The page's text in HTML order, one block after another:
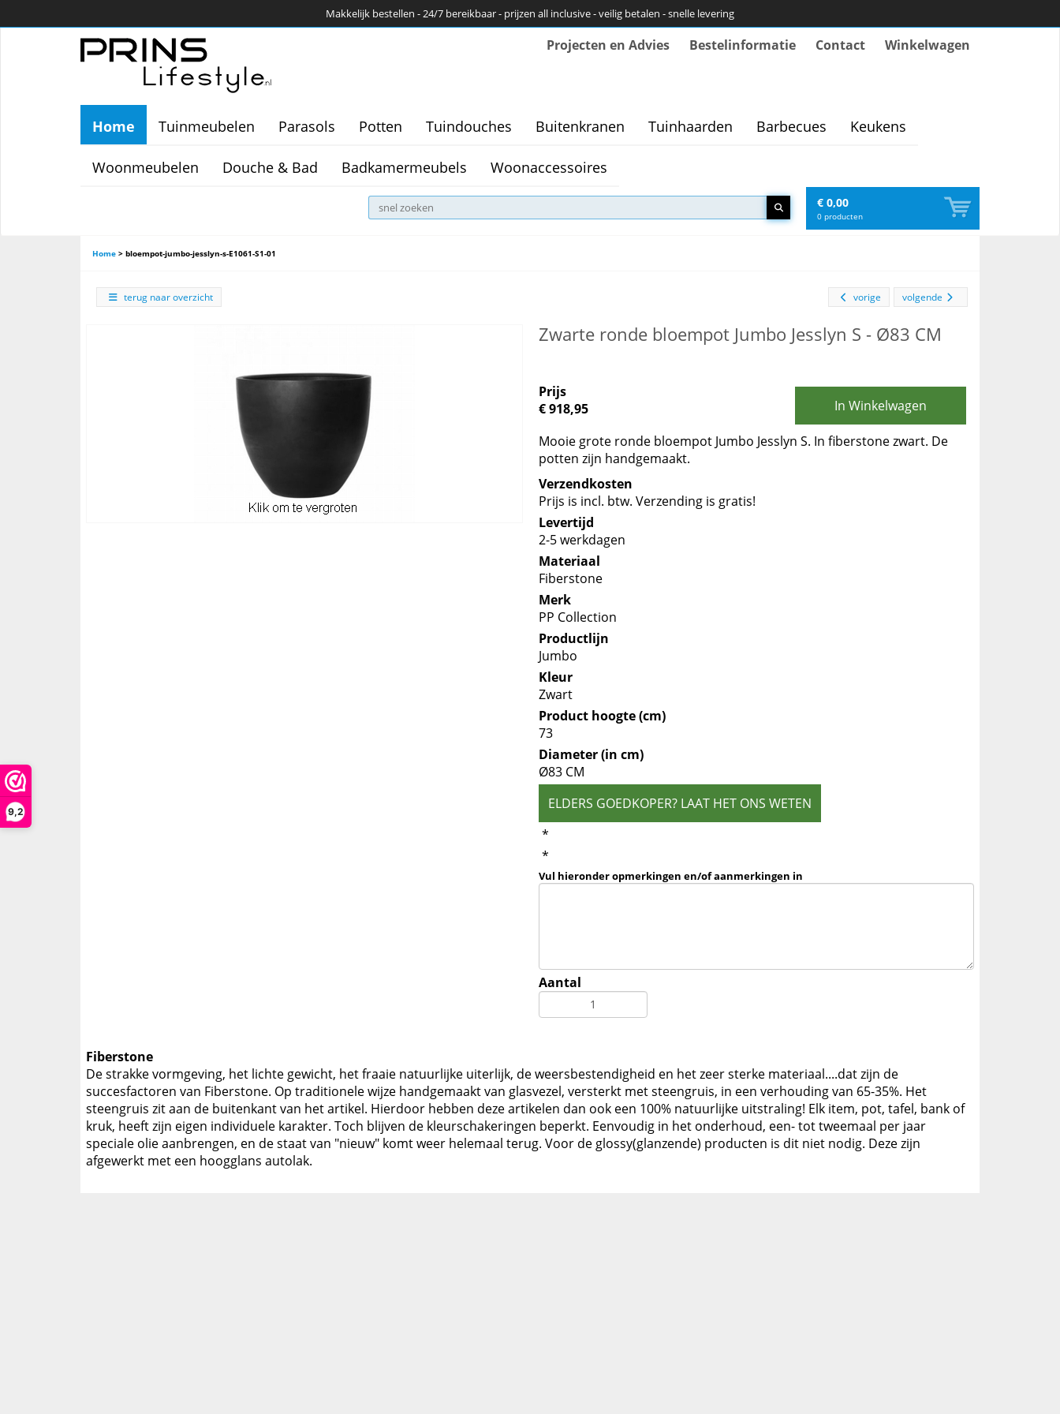
9,2
Makkelijk bestellen - 24/7 bereikbaar - prijzen all inclusive - veilig betalen - snelle levering
Projecten en Advies Bestelinformatie Contact Winkelwagen
Home Tuinmeubelen Parasols Potten Tuindouches Buitenkranen Tuinhaarden Barbecues Keukens
Woonmeubelen Douche & Bad Badkamermeubels Woonaccessoires
€ 0,00
0 producten
Home > bloempot-jumbo-jesslyn-s-E1061-S1-01
terug naar overzicht volgende
vorige
Zwarte ronde bloempot Jumbo Jesslyn S - Ø83 CM
Prijs
€ 918,95
In Winkelwagen
Mooie grote ronde bloempot Jumbo Jesslyn S. In fiberstone zwart. De
potten zijn handgemaakt.
Verzendkosten
Prijs is incl. btw. Verzending is gratis!
Levertijd
2-5 werkdagen
Materiaal
Fiberstone
Merk
PP Collection
Productlijn
Jumbo
Kleur
Zwart
Product hoogte (cm)
73
Diameter (in cm)
Ø83 CM
ELDERS GOEDKOPER? LAAT HET ONS WETEN
*
*
Vul hieronder opmerkingen en/of aanmerkingen in
Aantal
Fiberstone
De strakke vormgeving, het lichte gewicht, het fraaie natuurlijke uiterlijk, de weersbestendigheid en het zeer sterke materiaal....dat zijn de
succesfactoren van Fiberstone. Op traditionele wijze handgemaakt van glasvezel, versterkt met steengruis, in een verhouding van 65-35%. Het
steengruis zit aan de buitenkant van het artikel. Hierdoor hebben deze artikelen dan ook een 100% natuurlijke uitstraling! Elk item, pot, tafel, bank of
kruk, heeft zijn eigen individuele karakter. Toch blijven de kleurschakeringen beperkt. Eenvoudig in het onderhoud, een- tot tweemaal per jaar
speciale olie aanbrengen, en de staat van "nieuw" komt weer helemaal terug. Voor de glossy(glanzende) producten is dit niet nodig. Deze zijn
afgewerkt met een hoogglans autolak.